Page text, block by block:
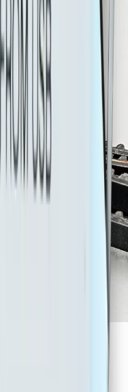
Desktop Series